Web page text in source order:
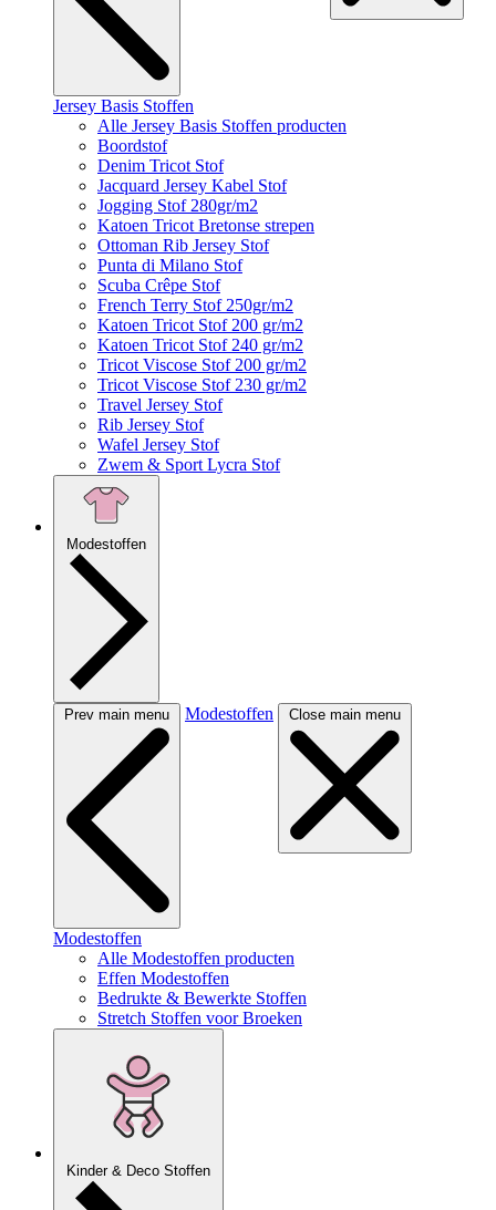
Jersey Basis Stoffen
Alle Jersey Basis Stoffen producten
Boordstof
Denim Tricot Stof
Jacquard Jersey Kabel Stof
Jogging Stof 280gr/m2
Katoen Tricot Bretonse strepen
Ottoman Rib Jersey Stof
Punta di Milano Stof
Scuba Crêpe Stof
French Terry Stof 250gr/m2
Katoen Tricot Stof 200 gr/m2
Katoen Tricot Stof 240 gr/m2
Tricot Viscose Stof 200 gr/m2
Tricot Viscose Stof 230 gr/m2
Travel Jersey Stof
Rib Jersey Stof
Wafel Jersey Stof
Zwem & Sport Lycra Stof
Modestoffen
Prev main menu Modestoffen Close main menu
Modestoffen
Alle Modestoffen producten
Effen Modestoffen
Bedrukte & Bewerkte Stoffen
Stretch Stoffen voor Broeken
Kinder & Deco Stoffen